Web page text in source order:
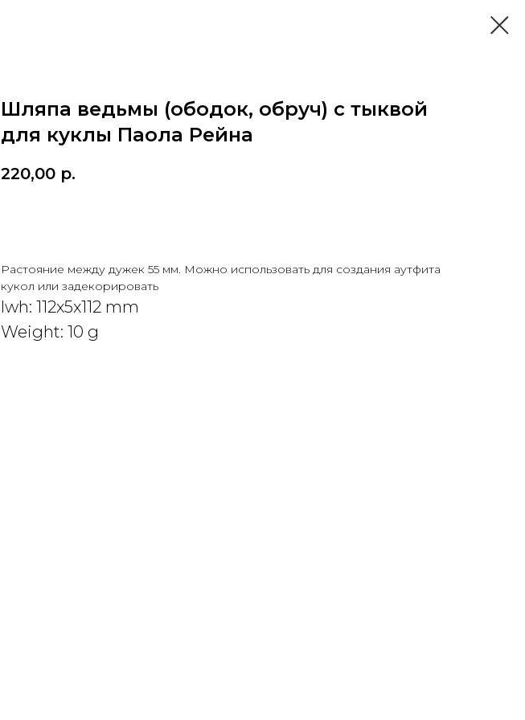
Шляпа ведьмы (ободок, обруч) с тыквой
для куклы Паола Рейна
220,00 р.
Растояние между дужек 55 мм. Можно использовать для создания аутфита
кукол или задекорировать
lwh: 112x5x112 mm
Weight: 10 g